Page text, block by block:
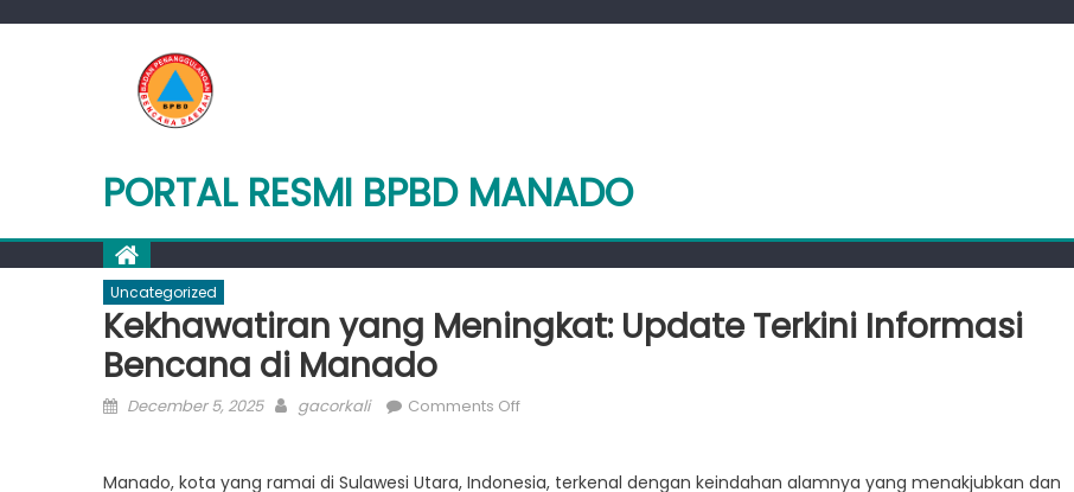
PORTAL RESMI BPBD MANADO
Uncategorized
Kekhawatiran yang Meningkat: Update Terkini Informasi
Bencana di Manado
Posted
December 5, 2025 Author
gacorkali Comments Offon
Meningkat:
Manado, kota yang ramai di Sulawesi Utara, Indonesia, terkenal dengan keindahan alamnya yang menakjubkan dan